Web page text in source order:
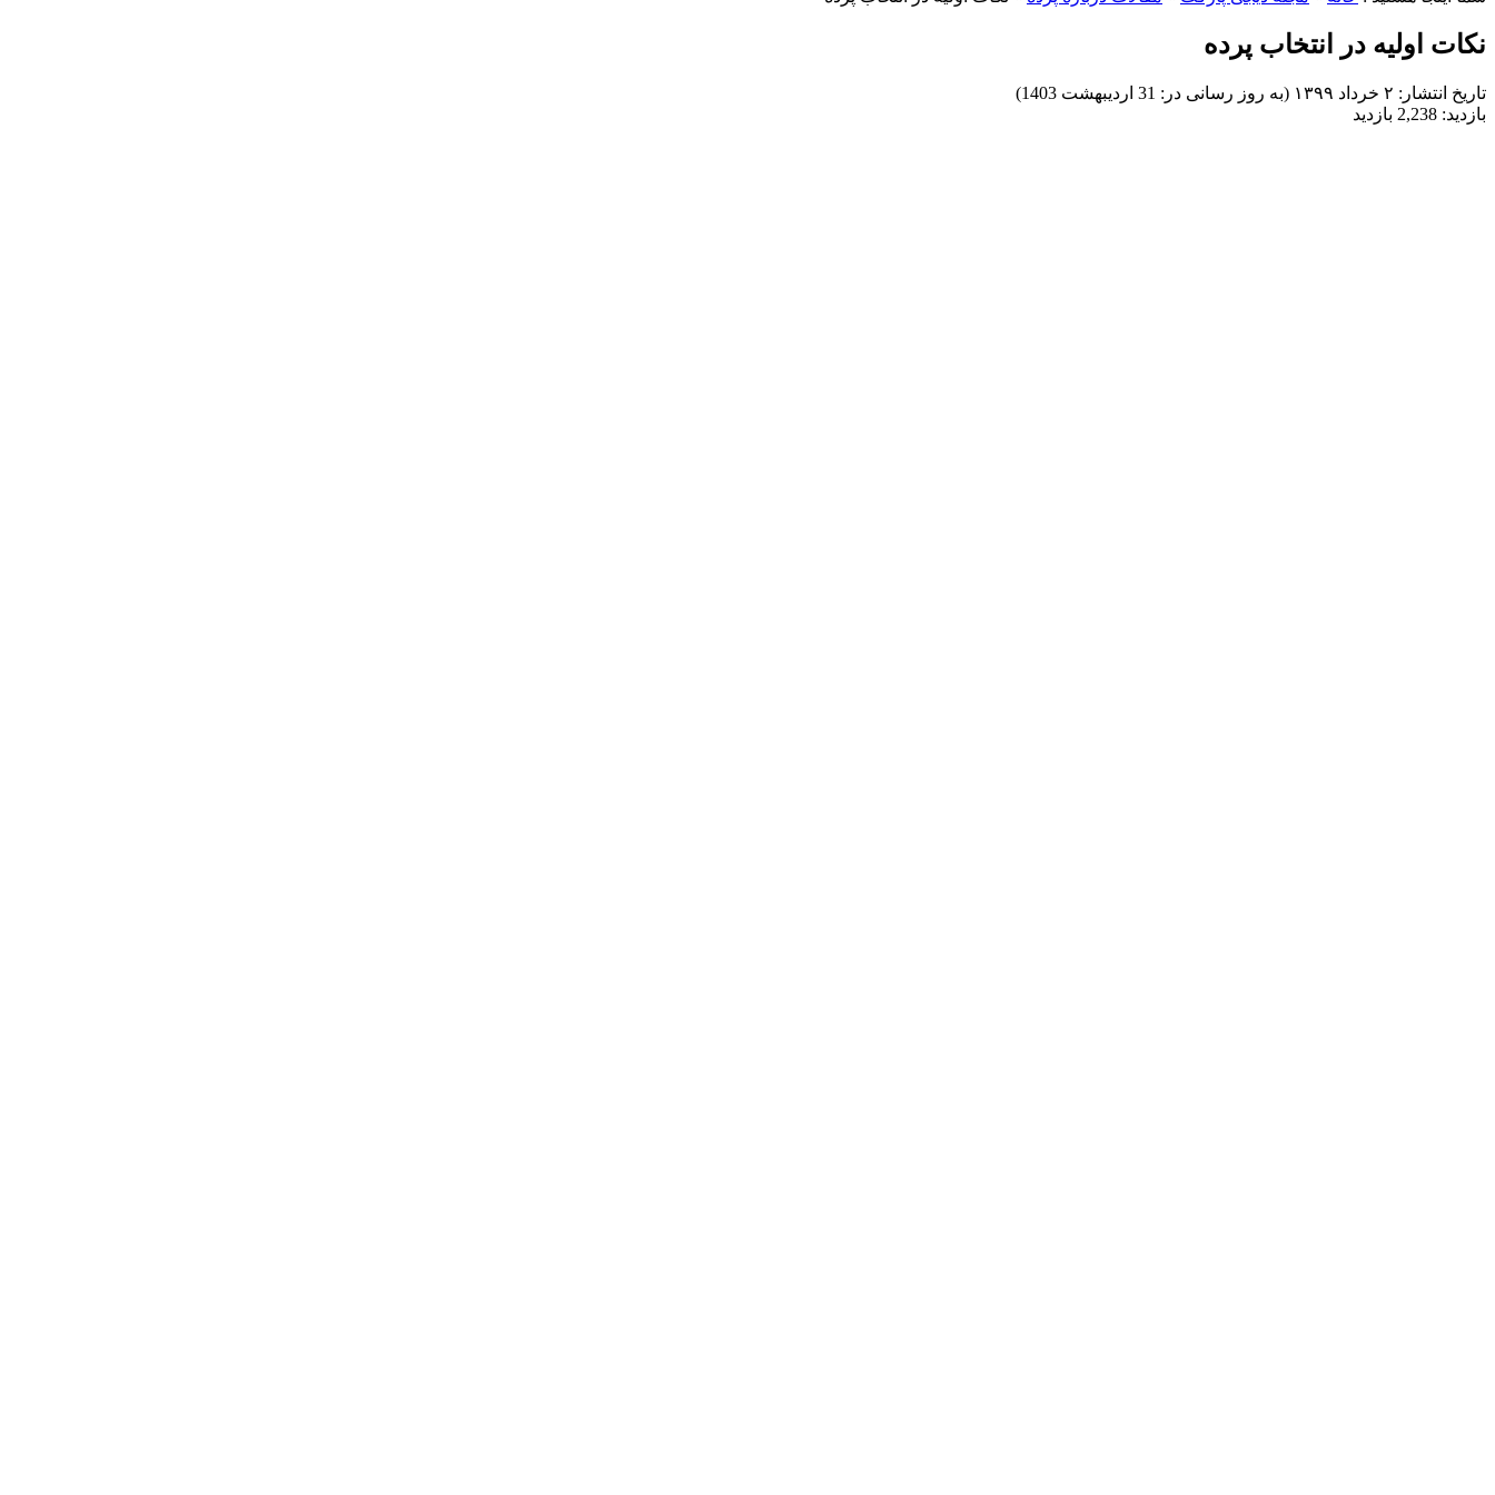
نکات اولیه در انتخاب پرده
تاریخ انتشار: ۲ خرداد ۱۳۹۹ (به روز رسانی در: 31 اردیبهشت 1403)
بازدید: 2,238 بازدید